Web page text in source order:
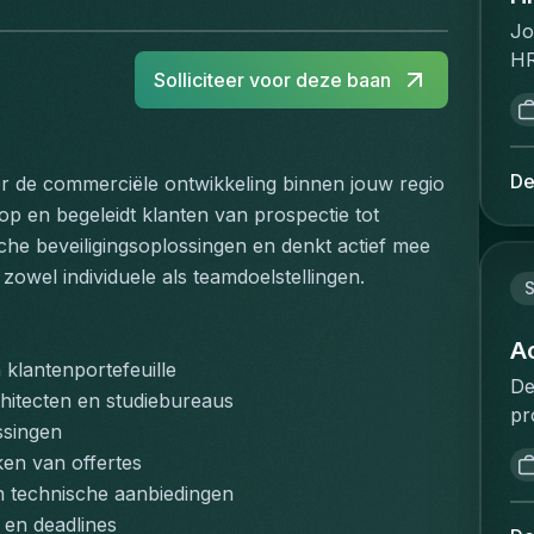
Solliciteer voor deze baan
commerciële ontwikkeling binnen jouw regio
en begeleidt klanten van prospectie tot
beveiligingsoplossingen en denkt actief mee
individuele als teamdoelstellingen.
en studiebureaus
van offertes
aanbiedingen
deadlines
to